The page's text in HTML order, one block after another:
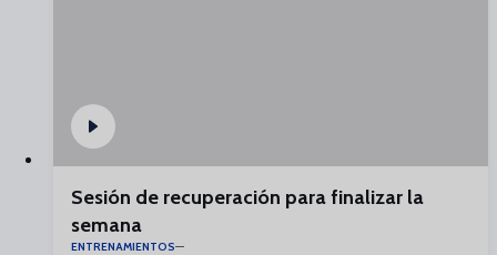
Sesión de recuperación para finalizar la
semana
ENTRENAMIENTOS